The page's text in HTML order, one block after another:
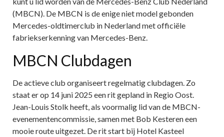
(MBCN). De MBCN is de enige niet model gebonden
Mercedes-oldtimerclub in Nederland met officiële
fabriekserkenning van Mercedes-Benz.
MBCN Clubdagen
De actieve club organiseert regelmatig clubdagen. Zo
staat er op 14 juni 2025 een rit gepland in Regio Oost.
Jean-Louis Stolk heeft, als voormalig lid van de MBCN-
evenementencommissie, samen met Bob Kesteren een
mooie route uitgezet. De rit start bij Hotel Kasteel